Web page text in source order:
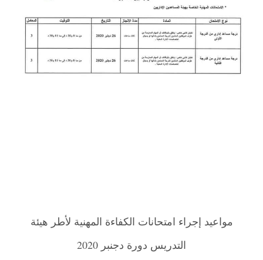
مواعيد إجراء امتحانات الكفاءة المهنية لأطر هيئة
التدريس دورة دجنبر 2020